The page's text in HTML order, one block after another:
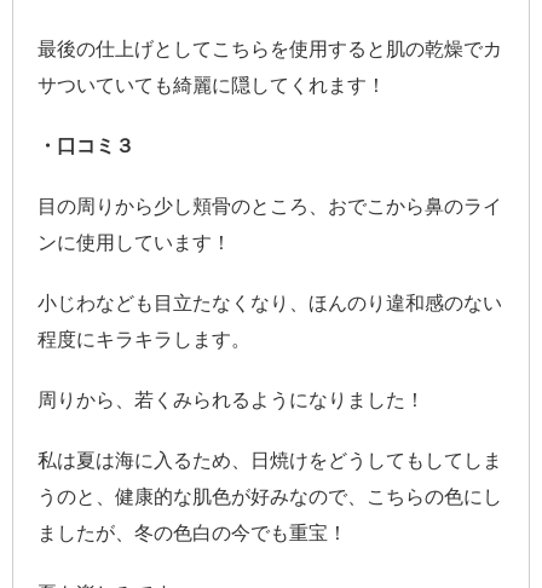
最後の仕上げとしてこちらを使用すると肌の乾燥でカ
サついていても綺麗に隠してくれます！
・口コミ３
目の周りから少し頬骨のところ、おでこから鼻のライ
ンに使用しています！
小じわなども目立たなくなり、ほんのり違和感のない
程度にキラキラします。
周りから、若くみられるようになりました！
私は夏は海に入るため、日焼けをどうしてもしてしま
うのと、健康的な肌色が好みなので、こちらの色にし
ましたが、冬の色白の今でも重宝！